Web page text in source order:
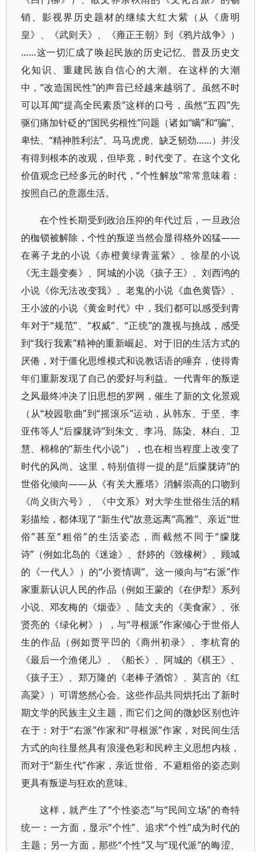
销、影视界历史题材的继续大红大紫（从《唐明
皇》、《武则天》、《雍正王朝》到《鸦片战争》）
……这一切汇成了唤起民族的历史记忆、普及历史文
化知识、重建民族自信心的大潮。在这样的大潮
中，“改造国民性”的声音已经越来越弱了。虽然不时
可以耳闻“提高全民素质”这样的口号，虽然“五四”先
驱们痛加针砭的“国民劣根性”问题（诸如“瞒”和“骗”、
卑怯、“精神胜利法”、马马虎虎、缺乏韧劲……）并没
有得到根本的改观，但毕竟，时代变了。在这个文化
价值观念已经多元的时代，“个性解放”常常意味着：
按照自己的意愿生活。
在个性长期受到政治压抑的年代过后，一旦政治
的枷锁被解除，个性的叛逆当然会显得格外凶猛——
在蒋子龙的小说《赤橙黄绿青蓝紫》、徐星的小说
《无主题变奏》、阿城的小说《孩子王》、刘西鸿的
小说《你无法改变我》、老鬼的小说《血色黄昏》、
王小波的小说《黄金时代》中，我们都可以感受到青
年对于“规范”、“权威”、“正统”的蔑视与挑战，感受
到“我行我素”精神的重新崛起。对于旧的生活方式的
厌倦，对于僵化思维模式和说教话语的唾弃，使得青
年们重新发现了自己的爱好与利益。一代青年的叛逆
之风最终冲决了旧思想的罗网，催生了新的文化景观
（从“校园歌曲”到“摇滚乐”运动，从韩东、于坚、李
亚伟等人“后朦胧诗”到朱文、李冯、陈染、林白、卫
慧、棉棉的“新生代小说”），也在相当程度上改变了
时代的风尚。这里，特别值得一提的是“后朦胧诗”的
世俗化倾向——从《有关大雁塔》消解崇高的口吻到
《尚义街六号》、《中文系》对大学生世俗生活的精
彩描绘，都体现了“新生代”故意远离“高雅”、亲近“世
俗”甚至“粗俗”的生活姿态，而截然不同于“朦胧
诗”（例如北岛的《迷途》、舒婷的《致橡树》、顾城
的《一代人》）的“小资情调”。这一倾向与“右派”作
家重新认识人民的作品（例如王蒙的《在伊犁》系列
小说、邓友梅的《烟壶》、陆文夫的《美食家》、张
贤亮的《绿化树》），与“寻根派”作家倾心于世俗人
生的作品（例如贾平凹的《商州初录》、李杭育的
《最后一个渔佬儿》、《船长》、阿城的《棋王》、
《孩子王》、郑万隆的《老棒子酒馆》、莫言的《红
高粱》）可谓悠然心会。这些作品共同烘托出了新时
期文学的民族主义主题，而它们之间的微妙区别也许
在于：对于“右派”作家和“寻根派”作家，对民间生活
方式的向往显然具有浪漫色彩和民粹主义思想内核，
而对于“新生代”作家，亲近世俗、不避粗俗的姿态则
更具有叛逆与狂欢的意味。
这样，就产生了“个性姿态”与“民间立场”的奇特
统一：一方面，显示“个性”、追求“个性”成为时代的
主题；另一方面，那些“个性”又与“现代派”的晦涩、